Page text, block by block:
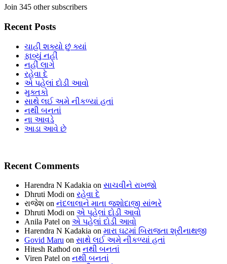
Join 345 other subscribers
Recent Posts
ચાહી શક્યો છું ક્યાં
ફાવ્યું નહીં
નહીં લાગે
રહેવા દે
એ પહેલાં દોડી આવો
મુક્તકો
સાથે લઈ અમે નીકળ્યાં હતાં
નથી બનતાં
ના આવડે
આડા આવે છે
Recent Comments
Harendra N Kadakia on સાચવીને રાખજો
Dhruti Modi on રહેવા દે
રાજેશ on નંદલાલાને માતા જશોદાજી સાંભરે
Dhruti Modi on એ પહેલાં દોડી આવો
Anila Patel on એ પહેલાં દોડી આવો
Harendra N Kadakia on મારા ઘટમાં બિરાજતા શ્રીનાથજી
Govid Maru on સાથે લઈ અમે નીકળ્યાં હતાં
Hitesh Rathod on નથી બનતાં
Viren Patel on નથી બનતાં